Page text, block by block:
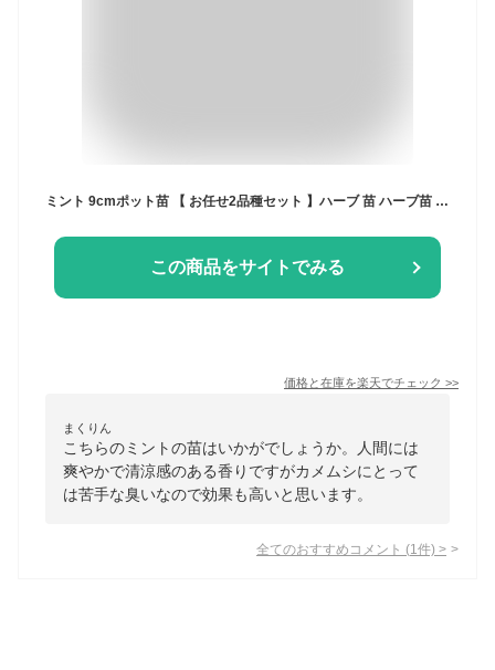
ミント 9cmポット苗 【 お任せ2品種セット 】ハーブ 苗 ハーブ苗 爽やか 清涼感 ハーブティー 料理 自家製ミント 鉢植え ポタジェ 庭 土っ子倶楽部
この商品をサイトでみる
価格と在庫を楽天でチェック >>
まくりん
こちらのミントの苗はいかがでしょうか。人間には
爽やかで清涼感のある香りですがカメムシにとって
は苦手な臭いなので効果も高いと思います。
全てのおすすめコメント (1 件) >